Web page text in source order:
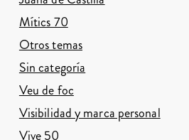
Mítics 70
Otros temas
Sin categoría
Veu de foc
Visibilidad y marca personal
Vive 50